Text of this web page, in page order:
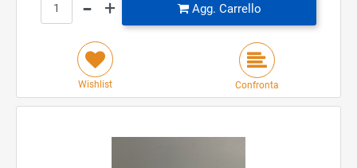
Agg. Carrello
Wishlist Confronta